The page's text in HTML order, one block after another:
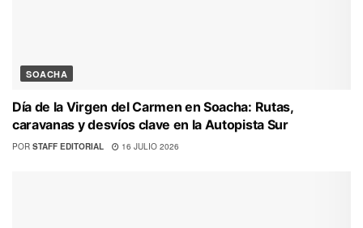
SOACHA
Día de la Virgen del Carmen en Soacha: Rutas,
caravanas y desvíos clave en la Autopista Sur
POR STAFF EDITORIAL 16 JULIO 2026